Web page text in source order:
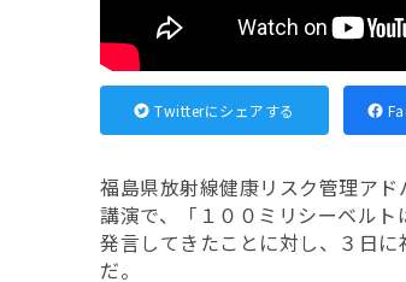
Twitterにシェアする
福島県放射線健康リスク管理ア
講演で、「１００ミリシーベル
発言してきたことに対し、３日
だ。